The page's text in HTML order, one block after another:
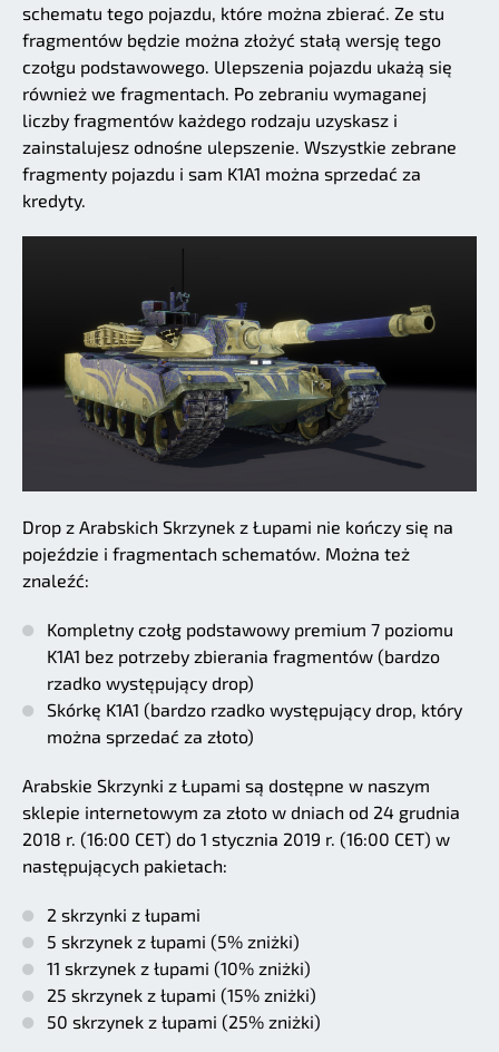
schematu tego pojazdu, które można zbierać. Ze stu
fragmentów będzie można złożyć stałą wersję tego
czołgu podstawowego. Ulepszenia pojazdu ukażą się
również we fragmentach. Po zebraniu wymaganej
liczby fragmentów każdego rodzaju uzyskasz i
zainstalujesz odnośne ulepszenie. Wszystkie zebrane
fragmenty pojazdu i sam K1A1 można sprzedać za
kredyty.
Drop z Arabskich Skrzynek z Łupami nie kończy się na
pojeździe i fragmentach schematów. Można też
znaleźć:
Kompletny czołg podstawowy premium 7 poziomu
K1A1 bez potrzeby zbierania fragmentów (bardzo
rzadko występujący drop)
Skórkę K1A1 (bardzo rzadko występujący drop, który
można sprzedać za złoto)
Arabskie Skrzynki z Łupami są dostępne w naszym
sklepie internetowym za złoto w dniach od 24 grudnia
2018 r. (16:00 CET) do 1 stycznia 2019 r. (16:00 CET) w
następujących pakietach:
2 skrzynki z łupami
5 skrzynek z łupami (5% zniżki)
11 skrzynek z łupami (10% zniżki)
25 skrzynek z łupami (15% zniżki)
50 skrzynek z łupami (25% zniżki)